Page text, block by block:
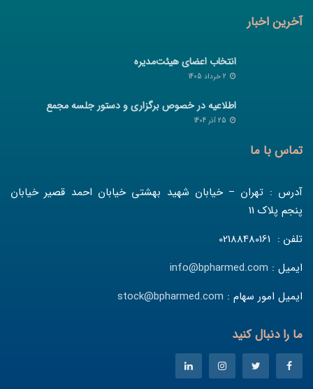
آخرین اخبار
انتخاب اعضای هیئت‌مدیره
اطلاعیه در خصوص برگزاری و دستور جلسه مجمع
تماس با ما
آدرس : تهران – خیابان شهید بهشتی خیابان احمد قصیر خیابان
پنجم پلاک 11
تلفن : 02188480161
ایمیل : info@bpharmed.com
ایمیل امور سهام : stock@bpharmed.com
ما را دنبال کنید